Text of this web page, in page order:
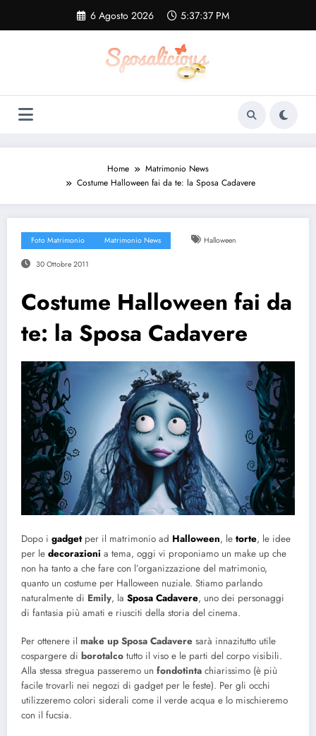
contenuto
6 Agosto 2026 5:37:38 PM
Home
Matrimonio News
Costume Halloween fai da te: la Sposa Cadavere
Foto Matrimonio Matrimonio News Halloween
30 Ottobre 2011
Costume Halloween fai da
te: la Sposa Cadavere
Dopo i gadgetper il matrimonio ad Halloween, le torte, le idee
per le decorazioni a tema, oggi vi proponiamo un make up che
non ha tanto a che fare con l’organizzazione del matrimonio,
quanto un costume per Halloween nuziale. Stiamo parlando
naturalmente di Emily, la Sposa Cadavere, uno dei personaggi
di fantasia più amati e riusciti della storia del cinema.
Per ottenere il make up Sposa Cadavere sarà innazitutto utile
cospargere di borotalco tutto il viso e le parti del corpo visibili.
Alla stessa stregua passeremo un fondotinta chiarissimo (è più
facile trovarli nei negozi di gadget per le feste). Per gli occhi
utilizzeremo colori siderali come il verde acqua e lo mischieremo
con il fucsia.